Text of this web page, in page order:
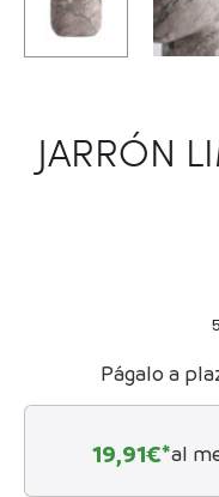
JARRÓN
Págalo a
19,91€*al